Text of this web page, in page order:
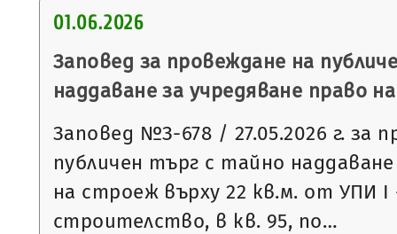
01.06.2026
Заповед за провеждане на
наддаване за учредяване право
Заповед №З-678 / 27.05.2026 г. за
публичен търг с тайно
на строеж върху 22 кв.м. от УПИ
строителство, в кв. 95, по…